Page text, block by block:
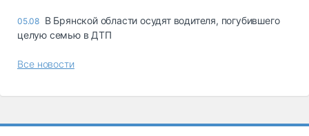
05.08 В Брянской области осудят водителя, погубившего
целую семью в ДТП
Все новости